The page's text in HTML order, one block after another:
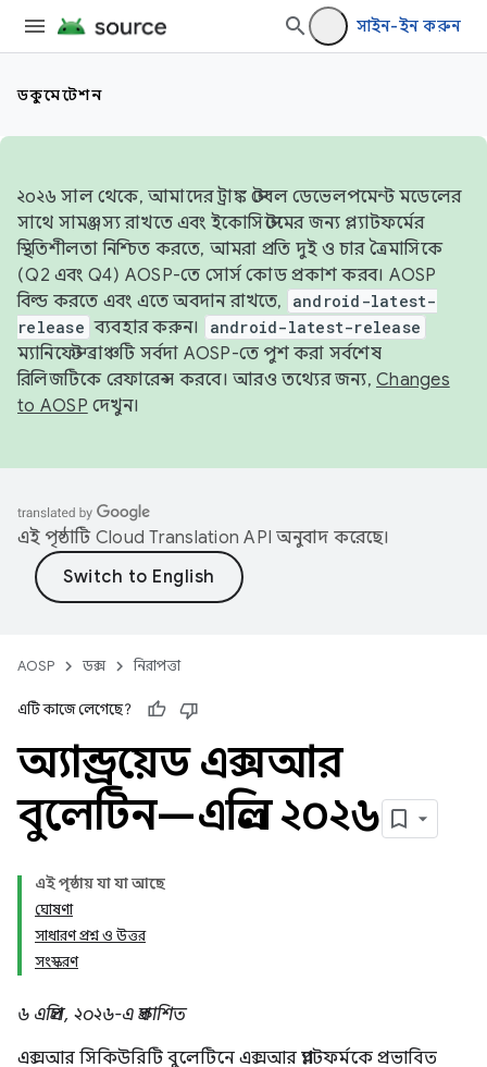
সাইন-ইন করুন
ডকুমেন্টেশন
২০২৬ সাল থেকে, আমাদের ট্রাঙ্ক স্টেবল ডেভেলপমেন্ট মডেলের
সাথে সামঞ্জস্য রাখতে এবং ইকোসিস্টেমের জন্য প্ল্যাটফর্মের
স্থিতিশীলতা নিশ্চিত করতে, আমরা প্রতি দুই ও চার ত্রৈমাসিকে
(Q2 এবং Q4) AOSP-তে সোর্স কোড প্রকাশ করব। AOSP
বিল্ড করতে এবং এতে অবদান রাখতে,
android-latest-
release ব্যবহার করুন। android-latest-release
ম্যানিফেস্ট ব্রাঞ্চটি সর্বদা AOSP-তে পুশ করা সর্বশেষ
রিলিজটিকে রেফারেন্স করবে। আরও তথ্যের জন্য, Changes
to AOSP দেখুন।
এই পৃষ্ঠাটি Cloud Translation API অনুবাদ করেছে।
AOSP ডক্স নিরাপত্তা
এটি কাজে লেগেছে?
অ্যান্ড্রয়েড এক্সআর
বুলেটিন—এপ্রিল ২০২৬
এই পৃষ্ঠায় যা যা আছে
ঘোষণা
সাধারণ প্রশ্ন ও উত্তর
সংস্করণ
৬ এপ্রিল, ২০২৬-এ প্রকাশিত
এক্সআর সিকিউরিটি বুলেটিনে এক্সআর প্ল্যাটফর্মকে প্রভাবিত